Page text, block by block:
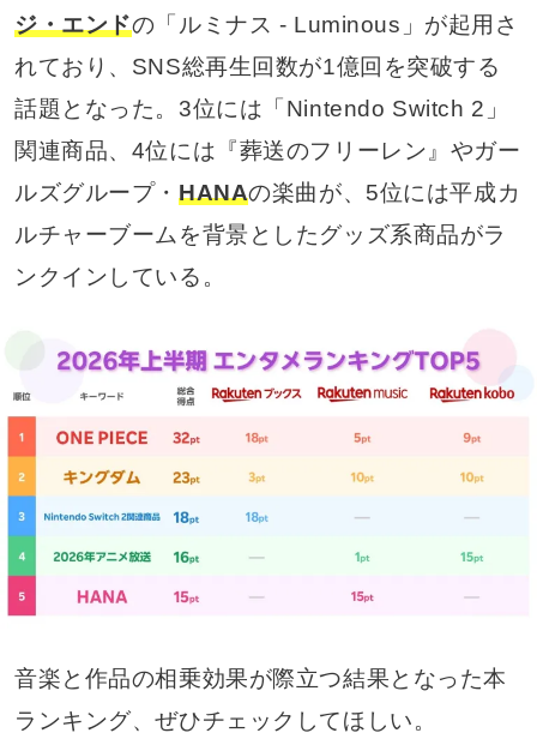
ジ・エンドの「ルミナス - Luminous」が起用さ
れており、SNS総再生回数が1億回を突破する
話題となった。3位には「Nintendo Switch 2」
関連商品、4位には『葬送のフリーレン』やガー
ルズグループ・ HANAの楽曲が、5位には平成カ
ルチャーブームを背景としたグッズ系商品がラ
ンクインしている。
音楽と作品の相乗効果が際立つ結果となった本
ランキング、ぜひチェックしてほしい。